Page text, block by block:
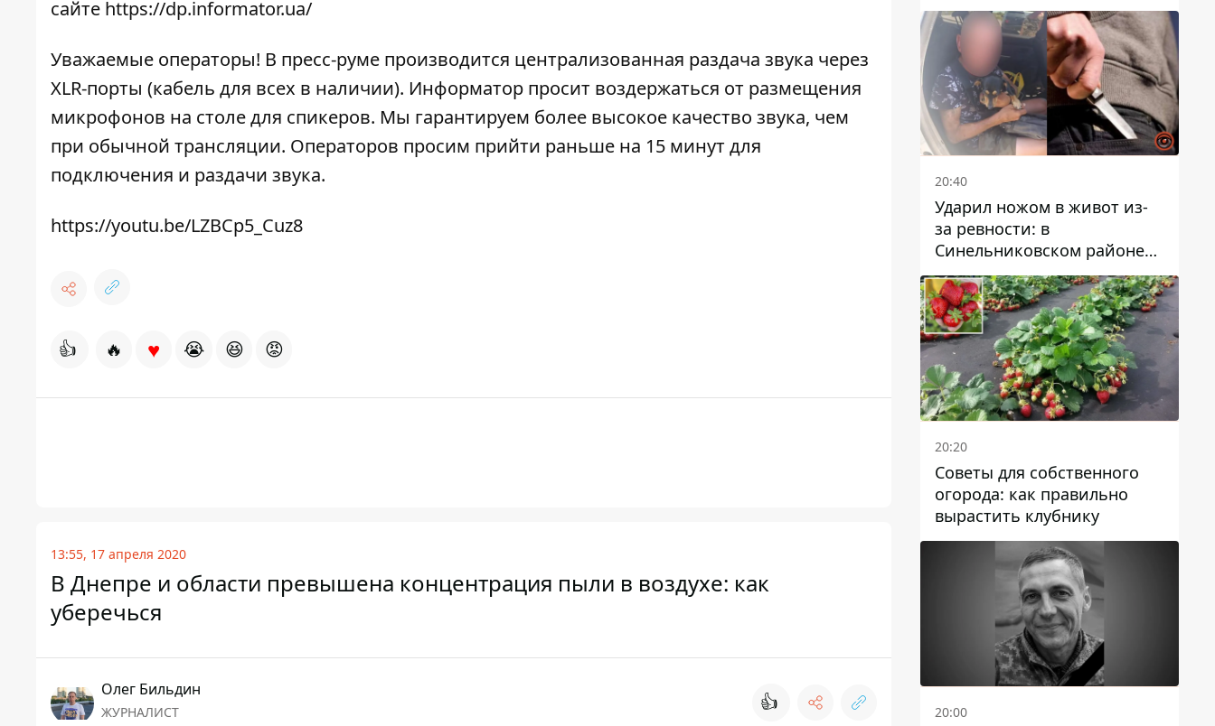
сайте https://dp.informator.ua/
Уважаемые операторы! В пресс-руме производится централизованная раздача звука через
XLR-порты (кабель для всех в наличии). Информатор просит воздержаться от размещения
микрофонов на столе для спикеров. Мы гарантируем более высокое качество звука, чем
при обычной трансляции. Операторов просим прийти раньше на 15 минут для
подключения и раздачи звука.
https://youtu.be/LZBCp5_Cuz8
👍 🔥 ♥ 😭 😆 😡
13:55, 17 апреля 2020
В Днепре и области превышена концентрация пыли в воздухе: как
уберечься
Олег Бильдин
ЖУРНАЛИСТ 👍
20:40
Ударил ножом в живот из-
за ревности: в
Синельниковском районе
задержали 49-летнего
мужчину за убийство
20:20
Советы для собственного
огорода: как правильно
вырастить клубнику
20:00